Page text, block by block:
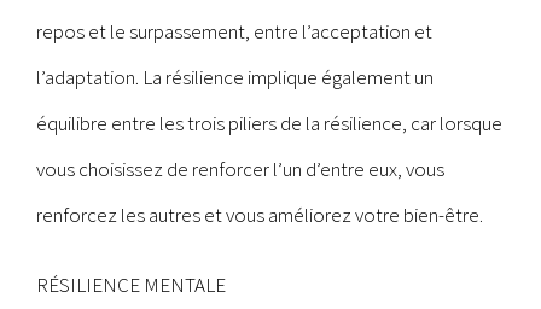
repos et le surpassement, entre l’acceptation et
l’adaptation. La résilience implique également un
équilibre entre les trois piliers de la résilience, car lorsque
vous choisissez de renforcer l’un d’entre eux, vous
renforcez les autres et vous améliorez votre bien-être.
RÉSILIENCE MENTALE